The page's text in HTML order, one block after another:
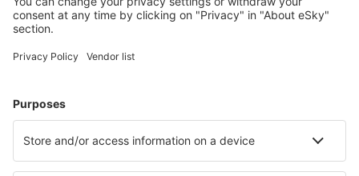
Accommodaties die u bevallen
jeugdherbergen, appartementen en meer.
Hotels in Nieuw-Zeeland - Populaire steden